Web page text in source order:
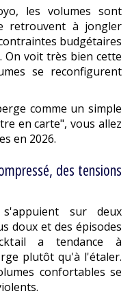
les volumes sont
retrouvent à jongler
budgétaires
On voit très bien cette
se reconfigurent
comme un simple
en carte", vous allez
en 2026.
des tensions
sur deux
doux et des épisodes
a tendance à
plutôt qu'à l'étaler.
confortables se